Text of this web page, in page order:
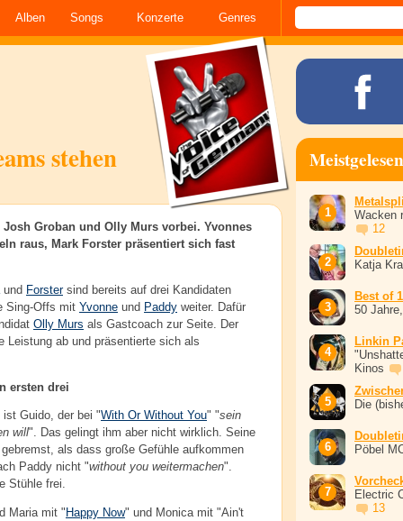
Alben Songs Konzerte Genres
stehen
Groban und Olly Murs vorbei. Yvonnes
raus, Mark Forster präsentiert sich fast
und Forstersind bereits auf drei Kandidaten
Sing-Offs mit Yvonne und Paddy weiter. Dafür
Olly Murs als Gastcoach zur Seite. Der
Leistung ab und präsentierte sich als
ersten drei
Guido, der bei "With Or Without You" "sein
will". Das gelingt ihm aber nicht wirklich. Seine
als dass große Gefühle aufkommen
Paddy nicht "without you weitermachen".
Stühle frei.
Maria mit " Happy Now" und Monica mit "Ain't
Wacken
12
Katja
Best of
50
Linkin
Kinos
Die
Pöbel
Electric
13